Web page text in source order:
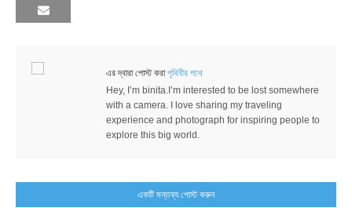
এর দ্বারা পোস্ট করাপৃথিবীর পথে
Hey, I’m binita.I’m interested to be lost somewhere
with a camera. I love sharing my traveling
experience and photograph for inspiring people to
explore this big world.
একটি মন্তব্য পোস্ট করুন